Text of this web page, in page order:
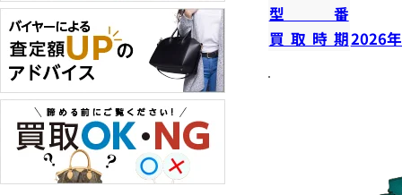
型番
買取時期2026